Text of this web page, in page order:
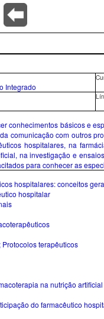
Integrado
conhecimentos básicos e
comunicação com outros
hospitalares, na
na investigação e
para conhecer as
hospitalares: conceitos
hospitalar
terapêuticos
na nutrição artificial
do farmacêutico